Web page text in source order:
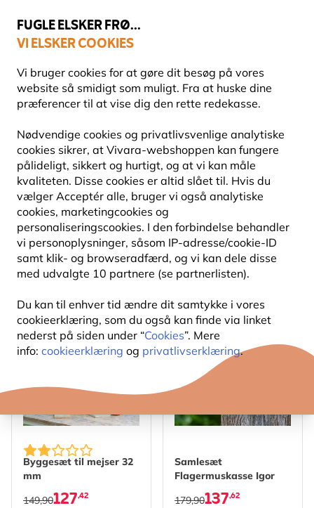
FUGLE ELSKER FRØ...
VI ELSKER COOKIES
Vi bruger cookies for at gøre dit besøg på vores
website så smidigt som muligt. Fra at huske dine
præferencer til at vise dig den rette redekasse.
Nødvendige cookies og privatlivsvenlige analytiske
cookies sikrer, at Vivara-webshoppen kan fungere
pålideligt, sikkert og hurtigt, og at vi kan måle
kvaliteten. Disse cookies er altid slået til. Hvis du
vælger Acceptér alle, bruger vi også analytiske
cookies, marketingcookies og
personaliseringscookies. I den forbindelse behandler
vi personoplysninger, såsom IP-adresse/cookie-ID
samt klik- og browseradfærd, og vi kan dele disse
med udvalgte 10 partnere (se partnerlisten).
Du kan til enhver tid ændre dit samtykke i vores
cookieerklæring, som du også kan finde via linket
nederst på siden under “Cookies”. Mere
info: cookieerklæring og privatlivserklæring.
Fri fragt over 499 kr.
NATURPRODUKTER TIL BØRN
Gør naturen spændende for børn! Med vores
dyrelivsprodukter til børn kan de lære om fugle, insekter
og andre dyr på en sjov og interaktiv måde.
51 produkter
15% RABAT
Byggesæt til mejser 32
mm
127,42
149,90
24% RABAT
Samlesæt
Flagermuskasse Igor
137,62
179,90